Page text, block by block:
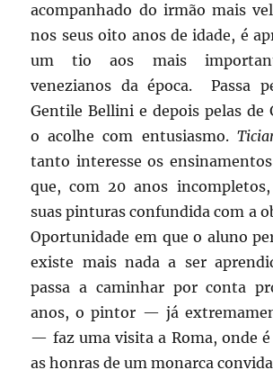
acompanhado do irmão mais
nos seus oito anos de idade, é
um tio aos mais
venezianos da época. Passa
Gentile Bellini e depois pelas de
o acolhe com entusiasmo.
tanto interesse os
que, com 20 anos
suas pinturas confundida com a
Oportunidade em que o aluno
existe mais nada a ser
passa a caminhar por conta
anos, o pintor — já
— faz uma visita a Roma, onde
as honras de um monarca